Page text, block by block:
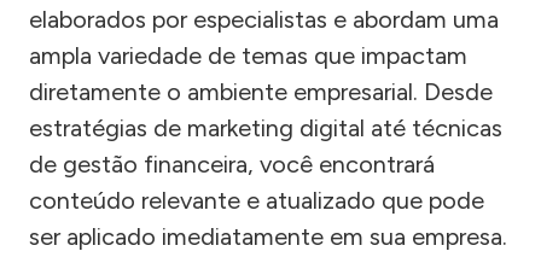
elaborados por especialistas e abordam uma
ampla variedade de temas que impactam
diretamente o ambiente empresarial. Desde
estratégias de marketing digital até técnicas
de gestão financeira, você encontrará
conteúdo relevante e atualizado que pode
ser aplicado imediatamente em sua empresa.